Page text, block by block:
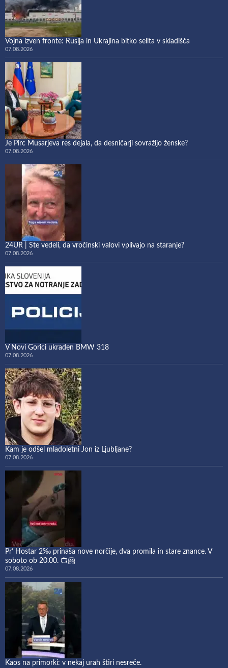
Vojna izven fronte: Rusija in Ukrajina bitko selita v skladišča
07.08.2026
Je Pirc Musarjeva res dejala, da desničarji sovražijo ženske?
07.08.2026
24UR | Ste vedeli, da vročinski valovi vplivajo na staranje?
07.08.2026
V Novi Gorici ukraden BMW 318
07.08.2026
Kam je odšel mladoletni Jon iz Ljubljane?
07.08.2026
Pr’ Hostar 2‰ prinaša nove norčije, dva promila in stare znance. V
soboto ob 20.00. 📺🤗
07.08.2026
Kaos na primorki: v nekaj urah štiri nesreče.